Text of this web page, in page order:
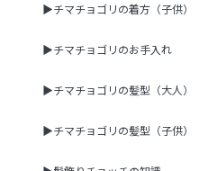
▶チマチョゴリの着方（子供）
▶チマチョゴリのお手入れ
▶チマチョゴリの髪型（大人）
▶チマチョゴリの髪型（子供）